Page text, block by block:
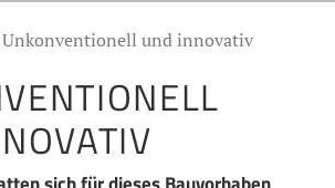
Unkonventionell und innovativ